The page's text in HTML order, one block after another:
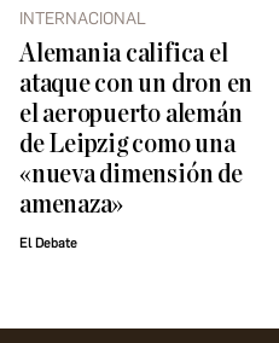
INTERNACIONAL
Alemania califica el
ataque con un dron en
el aeropuerto alemán
de Leipzig como una
«nueva dimensión de
amenaza»
El Debate